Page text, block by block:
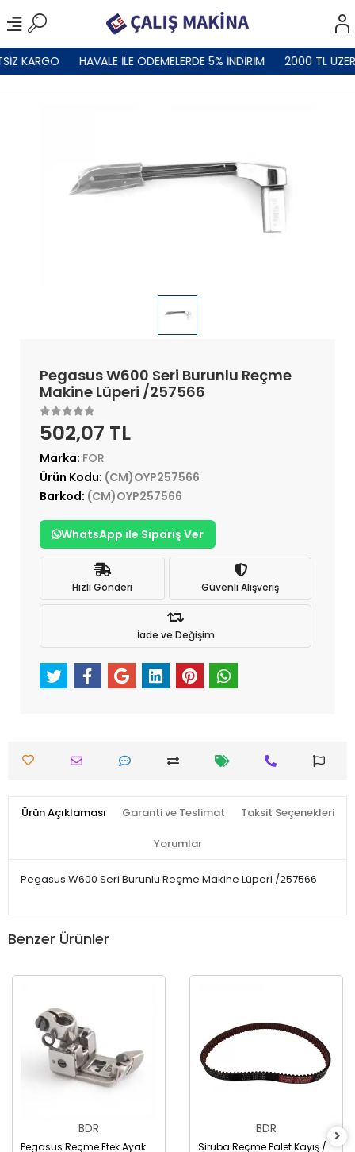
KARGO HAVALE İLE ÖDEMELERDE 5% İNDİRİM 2000 TL
Pegasus W600 Seri Burunlu Reçme
Makine Lüperi /257566
502,07 TL
Marka: FOR
Ürün Kodu: (CM)OYP257566
Barkod: (CM)OYP257566
WhatsApp ile Sipariş Ver
Hızlı Gönderi Güvenli Alışveriş
İade ve Değişim
Ürün Açıklaması Garanti ve Teslimat Taksit Seçenekleri
Yorumlar
Pegasus W600 Seri Burunlu Reçme Makine Lüperi /257566
Benzer Ürünler
BDR
Pegasus Reçme Etek Ayak
BDR
Siruba Reçme Palet Kayış /